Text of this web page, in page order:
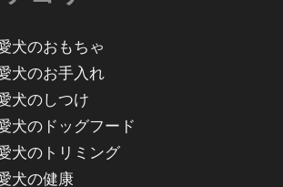
犬のおもちゃ
犬のお手入れ
犬のしつけ
犬のドッグフード
犬のトリミング
犬の健康